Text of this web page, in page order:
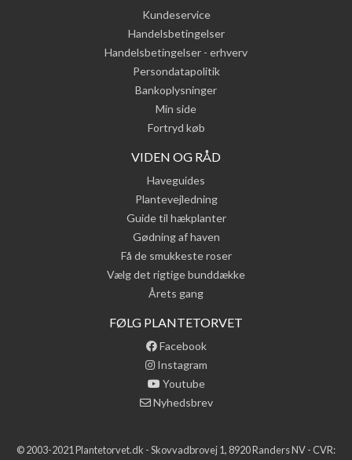
Kundeservice
Handelsbetingelser
Handelsbetingelser - erhverv
Persondatapolitik
Bankoplysninger
Min side
Fortryd køb
VIDEN OG RÅD
Haveguides
Plantevejledning
Guide til hækplanter
Gødning af haven
Få de smukkeste roser
Vælg det rigtige bunddække
Årets gang
FØLG PLANTETORVET
Facebook
Instagram
Youtube
Nyhedsbrev
© 2003-2021 Plantetorvet.dk - Skovvadbrovej 1, 8920 Randers NV - CVR: